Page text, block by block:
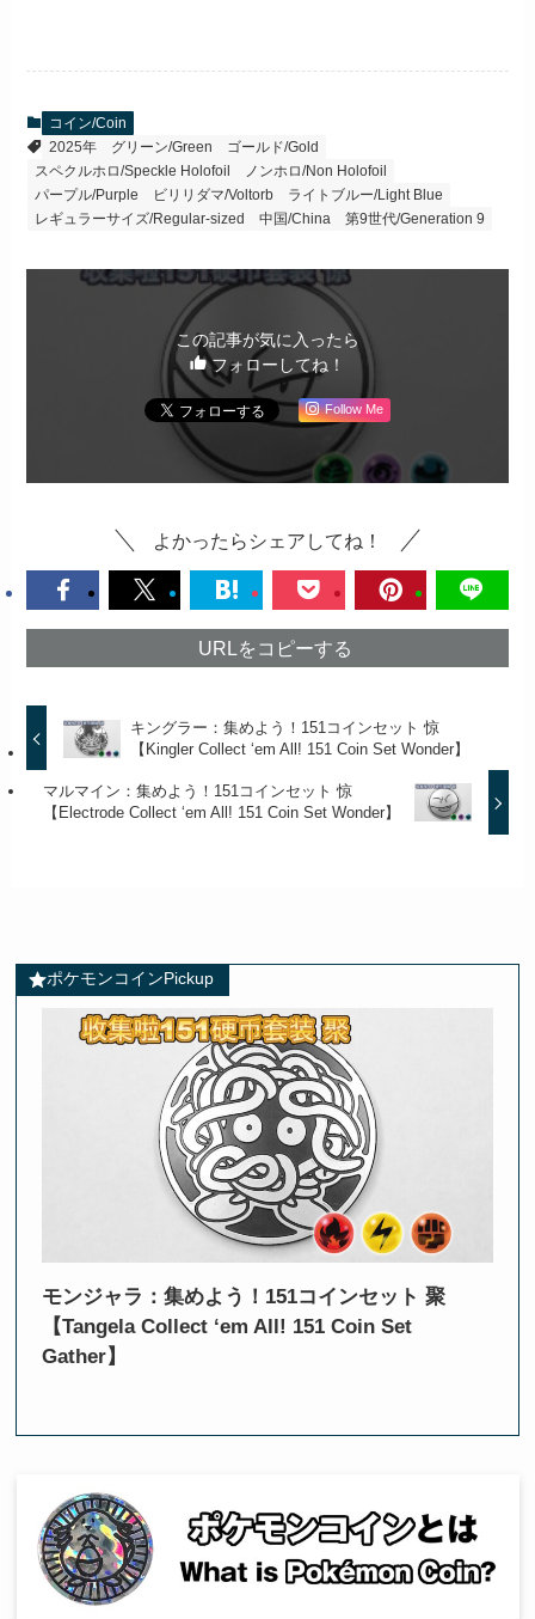
コイン/Coin
2025年
グリーン/Green
ゴールド/Gold
スペクルホロ/Speckle Holofoil
ノンホロ/Non Holofoil
パープル/Purple
ビリリダマ/Voltorb
ライトブルー/Light Blue
レギュラーサイズ/Regular-sized
中国/China 第9世代/Generation 9
この記事が気に入ったら
フォローしてね！
Follow Me
よかったらシェアしてね！
URLをコピーする
キングラー：集めよう！151コインセット 惊
【Kingler Collect ‘em All! 151 Coin Set Wonder】
マルマイン：集めよう！151コインセット 惊
【Electrode Collect ‘em All! 151 Coin Set Wonder】
ポケモンコインPickup
モンジャラ：集めよう！151コインセット 聚
【Tangela Collect ‘em All! 151 Coin Set
Gather】